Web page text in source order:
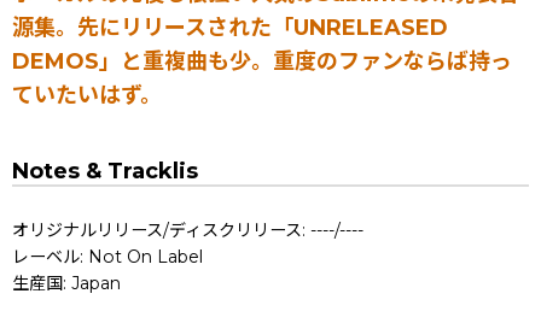
源集。先にリリースされた「UNRELEASED
DEMOS」と重複曲も少。重度のファンならば持っ
ていたいはず。
Notes & Tracklis
オリジナルリリース/ディスクリリース: ----/----
レーベル: Not On Label
生産国: Japan